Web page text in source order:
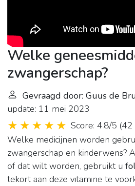
Welke
zwangerschap?
Gevraagd door: Guus de
update: 11 mei 2023
Score: 4.8/5 (42
Welke medicijnen worden
zwangerschap en kinderwens?
of dat wilt worden, gebruikt u
tekort aan deze vitamine te